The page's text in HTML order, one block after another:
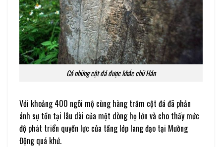
Có những cột đá được khắc chữ Hán
Với khoảng 400 ngôi mộ cùng hàng trăm cột đá đã phản
ánh sự tồn tại lâu dài của một dòng họ lớn và cho thấy mức
độ phát triển quyền lực của tầng lớp lang đạo tại Mường
Động quá khứ.